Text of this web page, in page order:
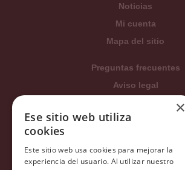
Noticias
Mi cuenta
Mapa del sitio
Preguntas frecuentes
Aviso legal
Condiciones generales
Política de privacidad
Política Integrada
×
Ese sitio web utiliza
cookies
Este sitio web usa cookies para mejorar la
experiencia del usuario. Al utilizar nuestro